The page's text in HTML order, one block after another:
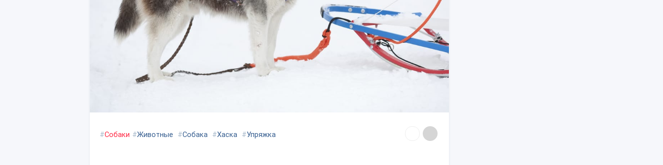
#Собаки #Животные #Собака #Хаска #Упряжка